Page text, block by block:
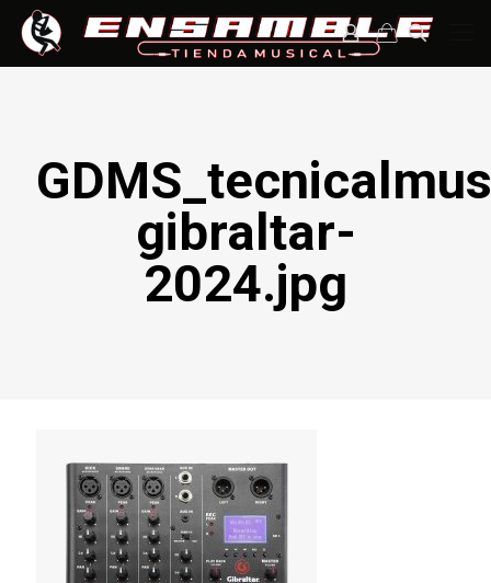
gibraltar-
2024.jpg